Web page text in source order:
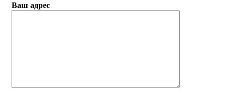
Ваш адрес